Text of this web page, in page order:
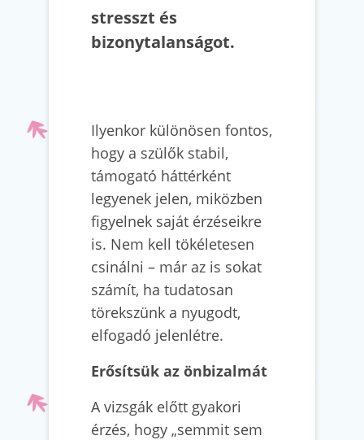
stresszt és
bizonytalanságot.
Ilyenkor különösen fontos,
hogy a szülők stabil,
támogató háttérként
legyenek jelen, miközben
figyelnek saját érzéseikre
is. Nem kell tökéletesen
csinálni – már az is sokat
számít, ha tudatosan
törekszünk a nyugodt,
elfogadó jelenlétre.
Erősítsük az önbizalmát
A vizsgák előtt gyakori
érzés, hogy „semmit sem